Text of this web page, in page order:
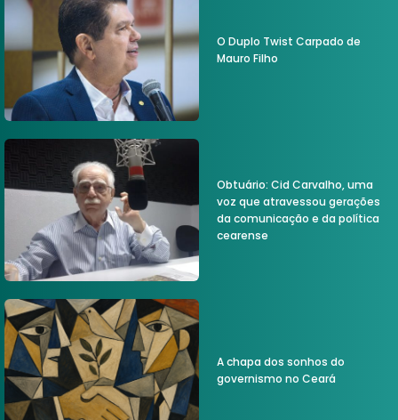
O Duplo Twist Carpado de
Mauro Filho
Obtuário: Cid Carvalho, uma
voz que atravessou gerações
da comunicação e da política
cearense
A chapa dos sonhos do
governismo no Ceará